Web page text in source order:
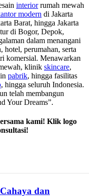
interiorrumah mewah
modern di Jakarta
Barat, hingga Jakarta
di Bogor, Depok,
dalam menangani
hotel, perumahan, serta
komersial. Menawarkan
klinik skincare,
pabrik, hingga fasilitas
, hingga seluruh Indonesia.
telah membangun
Your Dreams”.
kami! Klik logo
dan